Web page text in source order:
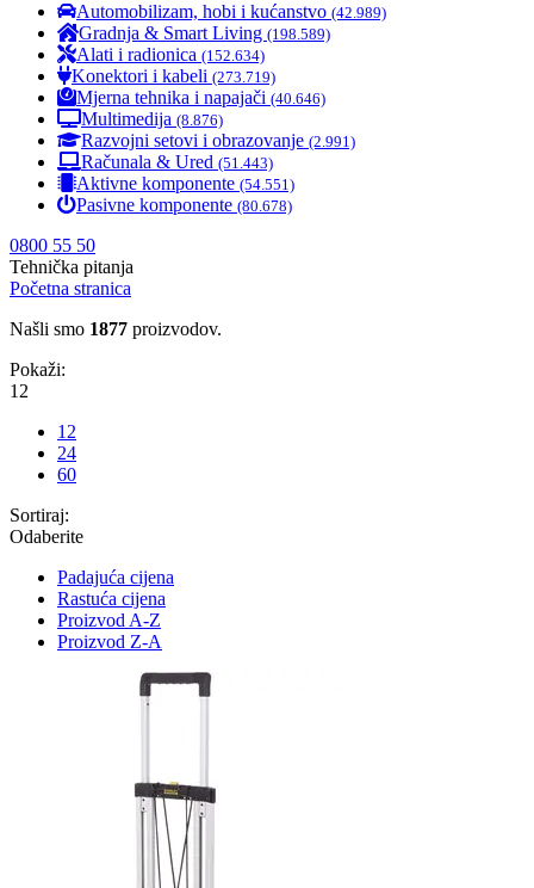
Automobilizam, hobi i kućanstvo (42.989)
Gradnja & Smart Living (198.589)
Alati i radionica (152.634)
Konektori i kabeli (273.719)
Mjerna tehnika i napajači (40.646)
Multimedija (8.876)
Razvojni setovi i obrazovanje (2.991)
Računala & Ured (51.443)
Aktivne komponente (54.551)
Pasivne komponente (80.678)
0800 55 50
Tehnička pitanja
Početna stranica
Našli smo 1877 proizvodov.
Pokaži:
12
12
24
60
Sortiraj:
Odaberite
Padajuća cijena
Rastuća cijena
Proizvod A-Z
Proizvod Z-A